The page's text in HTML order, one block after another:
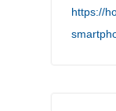
https://